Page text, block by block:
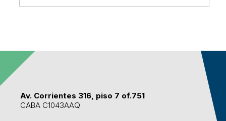
Av. Corrientes 316, piso 7 of.751
CABA C1043AAQ